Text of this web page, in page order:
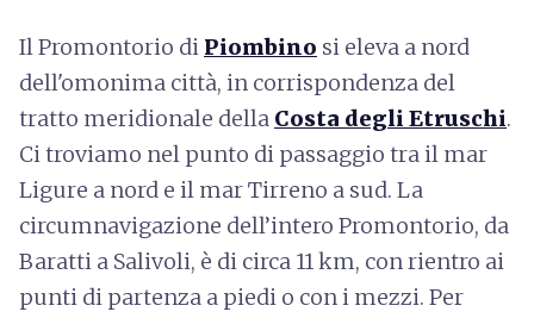
Il Promontorio di Piombino si eleva a nord
dell'omonima città, in corrispondenza del
tratto meridionale della Costa degli Etruschi.
Ci troviamo nel punto di passaggio tra il mar
Ligure a nord e il mar Tirreno a sud. La
circumnavigazione dell’intero Promontorio, da
Baratti a Salivoli, è di circa 11 km, con rientro ai
punti di partenza a piedi o con i mezzi. Per